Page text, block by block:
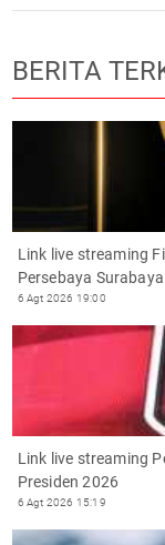
BERITA
Link live streaming
Persebaya Surabaya
6 Agt 2026 19:00
Link live streaming
Presiden 2026
6 Agt 2026 15:19